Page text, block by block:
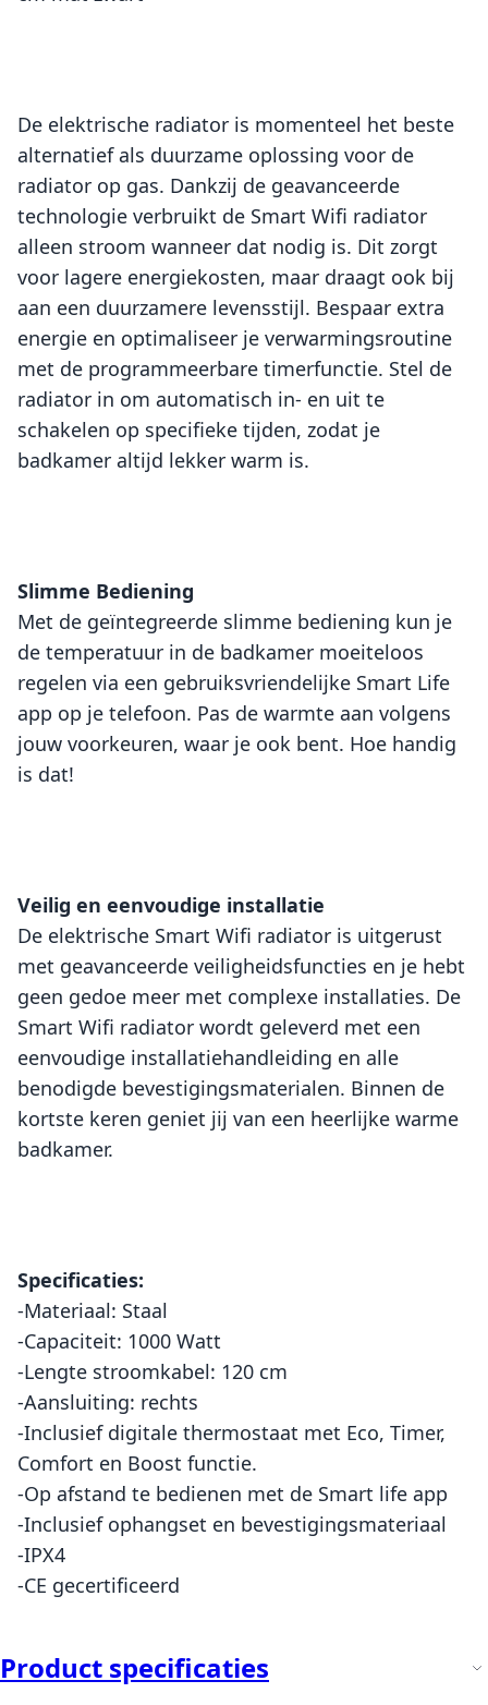
De elektrische radiator is momenteel het beste
alternatief als duurzame oplossing voor de
radiator op gas. Dankzij de geavanceerde
technologie verbruikt de Smart Wifi radiator
alleen stroom wanneer dat nodig is. Dit zorgt
voor lagere energiekosten, maar draagt ook bij
aan een duurzamere levensstijl. Bespaar extra
energie en optimaliseer je verwarmingsroutine
met de programmeerbare timerfunctie. Stel de
radiator in om automatisch in- en uit te
schakelen op specifieke tijden, zodat je
badkamer altijd lekker warm is.
Slimme Bediening
Met de geïntegreerde slimme bediening kun je
de temperatuur in de badkamer moeiteloos
regelen via een gebruiksvriendelijke Smart Life
app op je telefoon. Pas de warmte aan volgens
jouw voorkeuren, waar je ook bent. Hoe handig
is dat!
Veilig en eenvoudige installatie
De elektrische Smart Wifi radiator is uitgerust
met geavanceerde veiligheidsfuncties en je hebt
geen gedoe meer met complexe installaties. De
Smart Wifi radiator wordt geleverd met een
eenvoudige installatiehandleiding en alle
benodigde bevestigingsmaterialen. Binnen de
kortste keren geniet jij van een heerlijke warme
badkamer.
Specificaties:
-Materiaal: Staal
-Capaciteit: 1000 Watt
-Lengte stroomkabel: 120 cm
-Aansluiting: rechts
-Inclusief digitale thermostaat met Eco, Timer,
Comfort en Boost functie.
-Op afstand te bedienen met de Smart life app
-Inclusief ophangset en bevestigingsmateriaal
-IPX4
-CE gecertificeerd
Product specificaties